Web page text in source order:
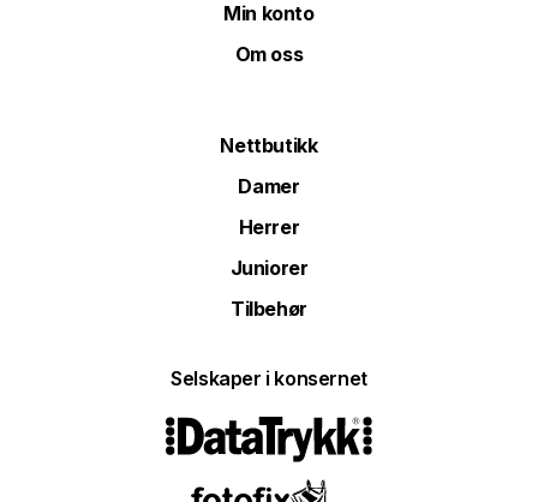
Min konto
Om oss
Nettbutikk
Damer
Herrer
Juniorer
Tilbehør
Selskaper i konsernet